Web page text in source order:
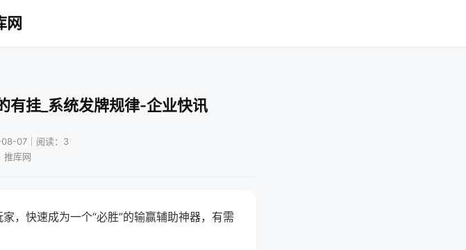
网
有挂_系统发牌规律-企业快讯
07｜阅读：3
推库网
，快速成为一个“必胜”的输赢辅助神器，有需